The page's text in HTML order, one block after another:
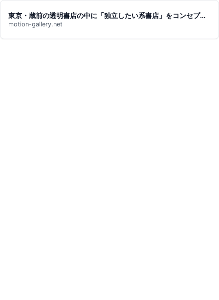
東京・蔵前の透明書店の中に「独立したい系書店」をコンセプトにしたシェア型書店をつくりたい！ | MOTION GALLERY
motion-gallery.net